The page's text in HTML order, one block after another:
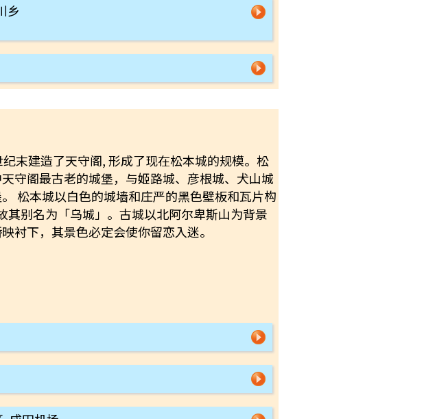
乡
末建造了天守阁, 形成了现在松本城的规模。松
守阁最古老的城堡，与姬路城、彦根城、犬山城
松本城以白色的城墙和庄严的黑色壁板和瓦片构
其别名为「乌城」。古城以北阿尔卑斯山为背景
衬下，其景色必定会使你留恋入迷。